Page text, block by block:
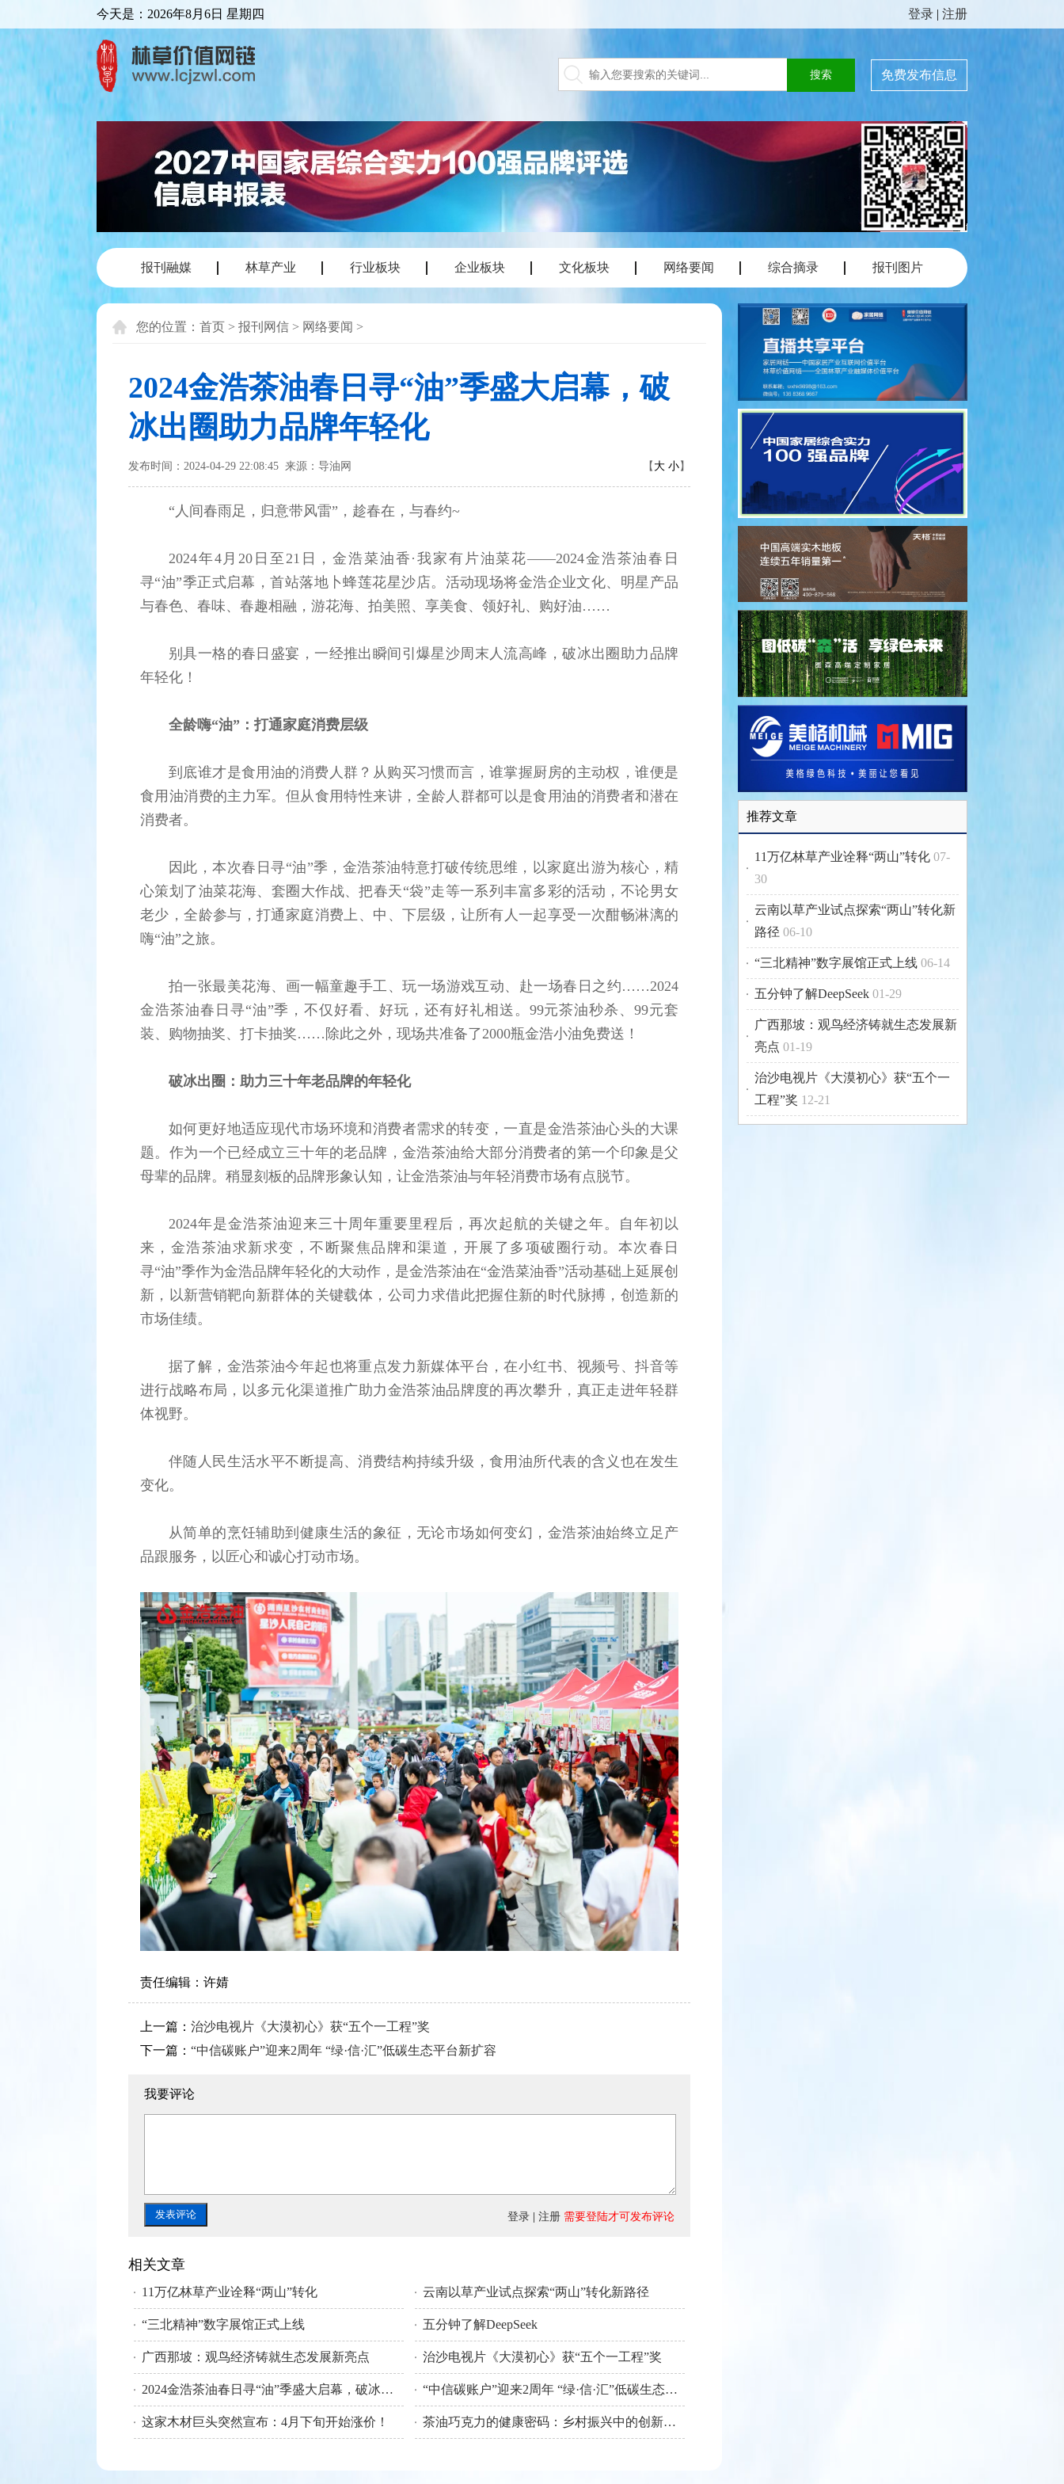
今天是： 2026年8月6日 星期四 登录 | 注册
免费发布信息
报刊融媒 林草产业 行业板块 企业板块 文化板块 网络要闻 综合摘录 报刊图片
您的位置： 首页 > 报刊网信 > 网络要闻 >
2024金浩茶油春日寻“油”季盛大启幕，破
冰出圈助力品牌年轻化
发布时间：2024-04-29 22:08:45 来源：导油网 【 大 小】
“人间春雨足，归意带风雷”，趁春在，与春约~
2024年4月20日至21日，金浩菜油香·我家有片油菜花——2024金浩茶油春日
寻“油”季正式启幕，首站落地卜蜂莲花星沙店。活动现场将金浩企业文化、明星产品
与春色、春味、春趣相融，游花海、拍美照、享美食、领好礼、购好油……
别具一格的春日盛宴，一经推出瞬间引爆星沙周末人流高峰，破冰出圈助力品牌
年轻化！
全龄嗨“油”：打通家庭消费层级
到底谁才是食用油的消费人群？从购买习惯而言，谁掌握厨房的主动权，谁便是
食用油消费的主力军。但从食用特性来讲，全龄人群都可以是食用油的消费者和潜在
消费者。
因此，本次春日寻“油”季，金浩茶油特意打破传统思维，以家庭出游为核心，精
心策划了油菜花海、套圈大作战、把春天“袋”走等一系列丰富多彩的活动，不论男女
老少，全龄参与，打通家庭消费上、中、下层级，让所有人一起享受一次酣畅淋漓的
嗨“油”之旅。
拍一张最美花海、画一幅童趣手工、玩一场游戏互动、赴一场春日之约……2024
金浩茶油春日寻“油”季，不仅好看、好玩，还有好礼相送。99元茶油秒杀、99元套
装、购物抽奖、打卡抽奖……除此之外，现场共准备了2000瓶金浩小油免费送！
破冰出圈：助力三十年老品牌的年轻化
如何更好地适应现代市场环境和消费者需求的转变，一直是金浩茶油心头的大课
题。作为一个已经成立三十年的老品牌，金浩茶油给大部分消费者的第一个印象是父
母辈的品牌。稍显刻板的品牌形象认知，让金浩茶油与年轻消费市场有点脱节。
2024年是金浩茶油迎来三十周年重要里程后，再次起航的关键之年。自年初以
来，金浩茶油求新求变，不断聚焦品牌和渠道，开展了多项破圈行动。本次春日
寻“油”季作为金浩品牌年轻化的大动作，是金浩茶油在“金浩菜油香”活动基础上延展创
新，以新营销靶向新群体的关键载体，公司力求借此把握住新的时代脉搏，创造新的
市场佳绩。
据了解，金浩茶油今年起也将重点发力新媒体平台，在小红书、视频号、抖音等
进行战略布局，以多元化渠道推广助力金浩茶油品牌度的再次攀升，真正走进年轻群
体视野。
伴随人民生活水平不断提高、消费结构持续升级，食用油所代表的含义也在发生
变化。
从简单的烹饪辅助到健康生活的象征，无论市场如何变幻，金浩茶油始终立足产
品跟服务，以匠心和诚心打动市场。
责任编辑： 许婧
上一篇： 治沙电视片《大漠初心》获“五个一工程”奖
下一篇： “中信碳账户”迎来2周年 “绿·信·汇”低碳生态平台新扩容
我要评论
登录 | 注册 需要登陆才可发布评论
相关文章
11万亿林草产业诠释“两山”转化 云南以草产业试点探索“两山”转化新路径
“三北精神”数字展馆正式上线 五分钟了解DeepSeek
广西那坡：观鸟经济铸就生态发展新亮点 治沙电视片《大漠初心》获“五个一工程”奖
2024金浩茶油春日寻“油”季盛大启幕，破冰出圈助力品牌年轻化 “中信碳账户”迎来2周年 “绿·信·汇”低碳生态平台新扩容
这家木材巨头突然宣布：4月下旬开始涨价！ 茶油巧克力的健康密码：乡村振兴中的创新路径
推荐文章
11万亿林草产业诠释“两山”转化 07-
30
云南以草产业试点探索“两山”转化新
路径 06-10
“三北精神”数字展馆正式上线 06-14
五分钟了解DeepSeek 01-29
广西那坡：观鸟经济铸就生态发展新
亮点 01-19
治沙电视片《大漠初心》获“五个一
工程”奖 12-21